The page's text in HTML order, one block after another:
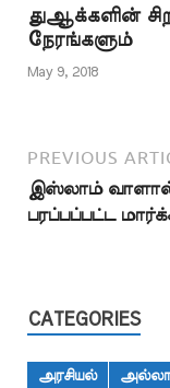
துஆக்களின்
நேரங்களும்
May 9, 2018
PREVIOUS
இஸ்லாம்
பரப்பப்பட்ட
CATEGORIES
அரசியல்